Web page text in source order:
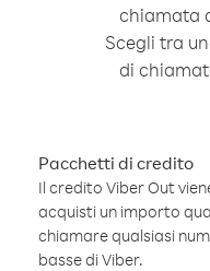
chiamata
Scegli tra
di
Pacchetti di credito
Il credito Viber Out
acquisti un importo
chiamare qualsiasi
basse di Viber.